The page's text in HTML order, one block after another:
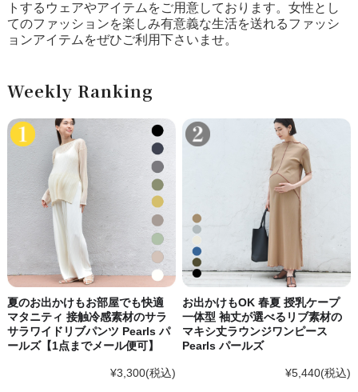
トするウェアやアイテムをご用意しております。女性とし
てのファッションを楽しみ有意義な生活を送れるファッシ
ョンアイテムをぜひご利用下さいませ。
Weekly Ranking
夏のお出かけもお部屋でも快適
マタニティ 接触冷感素材のサラ
サラワイドリブパンツ Pearls パ
ールズ【1点までメール便可】
¥3,300(税込)
お出かけもOK 春夏 授乳ケープ
一体型 袖丈が選べるリブ素材の
マキシ丈ラウンジワンピース
Pearls パールズ
¥5,440(税込)